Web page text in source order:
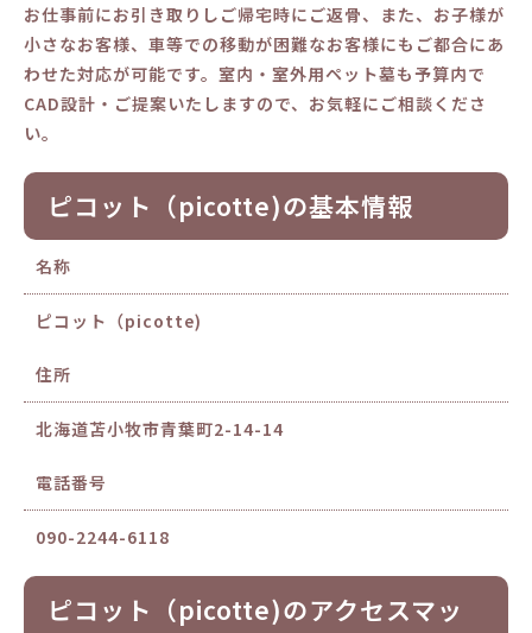
お仕事前にお引き取りしご帰宅時にご返骨、また、お子様が
小さなお客様、車等での移動が困難なお客様にもご都合にあ
わせた対応が可能です。室内・室外用ペット墓も予算内で
CAD設計・ご提案いたしますので、お気軽にご相談くださ
い。
ピコット（picotte)の基本情報
名称
ピコット（picotte)
住所
北海道苫小牧市青葉町2-14-14
電話番号
090-2244-6118
ピコット（picotte)のアクセスマッ